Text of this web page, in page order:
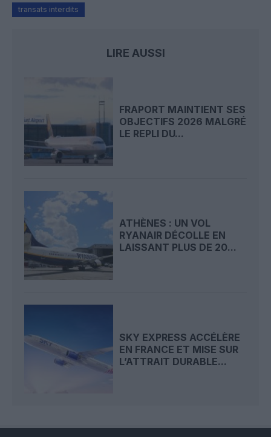
transats interdits
LIRE AUSSI
FRAPORT MAINTIENT SES
OBJECTIFS 2026 MALGRÉ
LE REPLI DU...
ATHÈNES : UN VOL
RYANAIR DÉCOLLE EN
LAISSANT PLUS DE 20...
SKY EXPRESS ACCÉLÈRE
EN FRANCE ET MISE SUR
L’ATTRAIT DURABLE...